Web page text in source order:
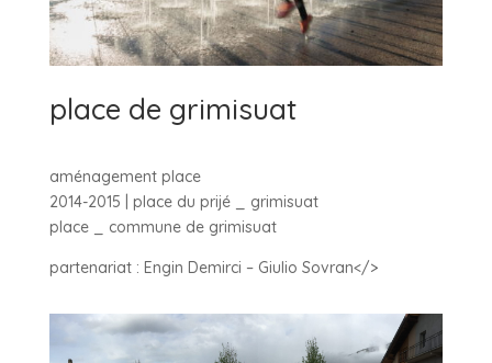
place de grimisuat
aménagement place
2014-2015 | place du prijé _ grimisuat
place _ commune de grimisuat
partenariat : Engin Demirci – Giulio Sovran</>